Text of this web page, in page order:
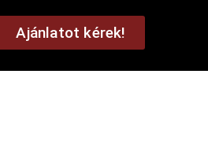
Ajánlatot kérek!